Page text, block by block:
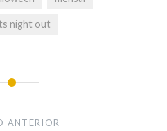
night out
ANTERIOR